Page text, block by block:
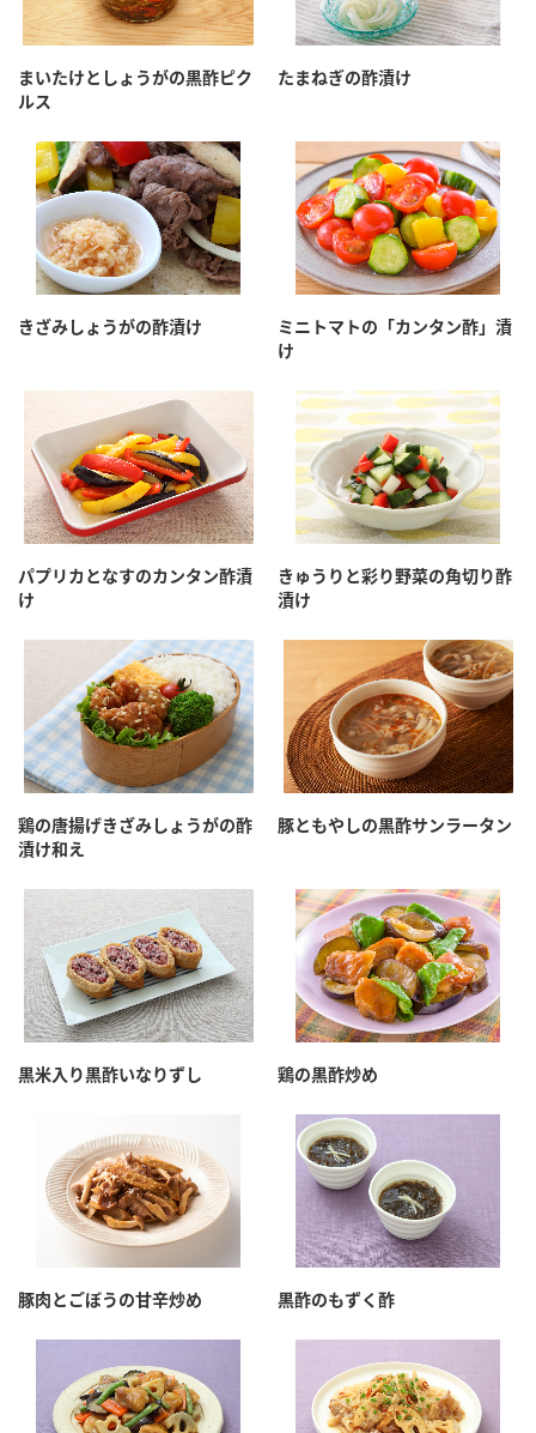
まいたけとしょうがの黒酢ピク
ルス
たまねぎの酢漬け
きざみしょうがの酢漬け
ミニトマトの「カンタン酢」漬
け
パプリカとなすのカンタン酢漬
け
きゅうりと彩り野菜の角切り酢
漬け
鶏の唐揚げきざみしょうがの酢
漬け和え
豚ともやしの黒酢サンラータン
黒米入り黒酢いなりずし 鶏の黒酢炒め
豚肉とごぼうの甘辛炒め 黒酢のもずく酢